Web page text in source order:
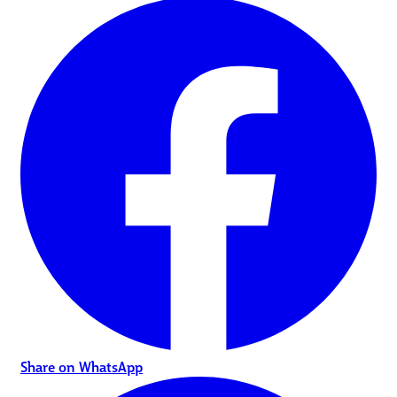
Share on WhatsApp